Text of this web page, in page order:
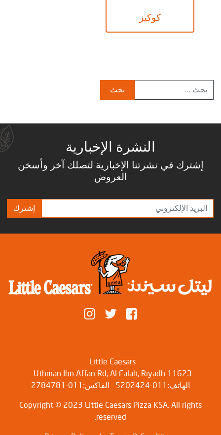
كوكيز
النشرة الإخبارية
إشترك في نشرتنا الإخبارية لتصلك آخر وأسخن
العروض
إشترك
Little Caesars
Uthman Ibn Affan Rd, Al Falah, Riyadh 11623
الهاتف:011-5202424
الفاكس:011-2784781
Copyright © 2023 Little Caesars Pizza KSA. All rights
reserved.